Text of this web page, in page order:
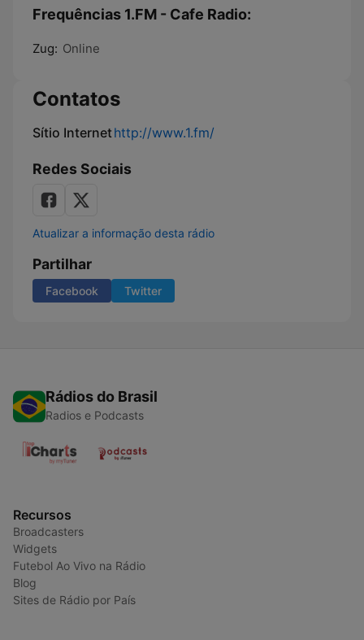
Frequências 1.FM - Cafe Radio:
Zug: Online
Contatos
Sítio Internethttp://www.1.fm/
Redes Sociais
Atualizar a informação desta rádio
Partilhar
Facebook Twitter
Rádios do Brasil
Radios e Podcasts
Recursos
Broadcasters
Widgets
Futebol Ao Vivo na Rádio
Blog
Sites de Rádio por País